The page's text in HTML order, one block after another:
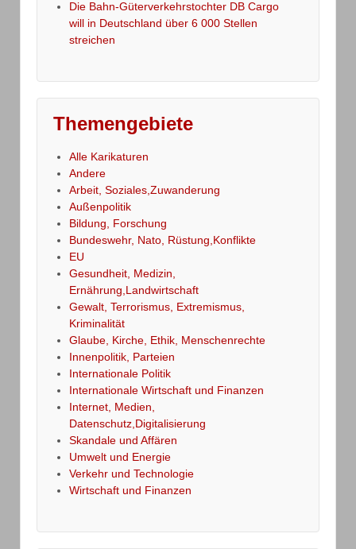
Die Bahn-Güterverkehrstochter DB Cargo
will in Deutschland über 6 000 Stellen
streichen
Themengebiete
Alle Karikaturen
Andere
Arbeit, Soziales,Zuwanderung
Außenpolitik
Bildung, Forschung
Bundeswehr, Nato, Rüstung,Konflikte
EU
Gesundheit, Medizin,
Ernährung,Landwirtschaft
Gewalt, Terrorismus, Extremismus,
Kriminalität
Glaube, Kirche, Ethik, Menschenrechte
Innenpolitik, Parteien
Internationale Politik
Internationale Wirtschaft und Finanzen
Internet, Medien,
Datenschutz,Digitalisierung
Skandale und Affären
Umwelt und Energie
Verkehr und Technologie
Wirtschaft und Finanzen